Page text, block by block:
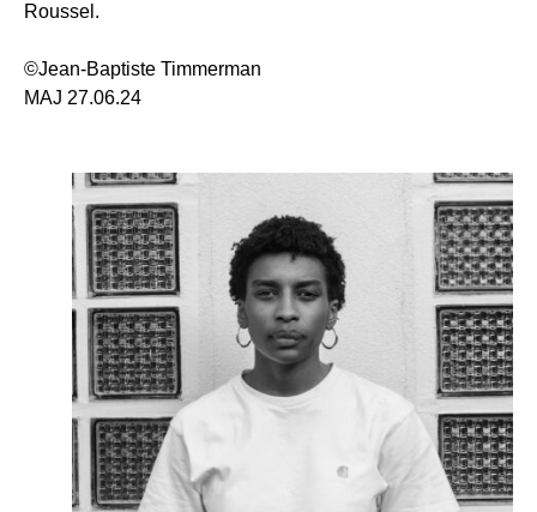
Roussel.
©Jean-Baptiste Timmerman
MAJ 27.06.24